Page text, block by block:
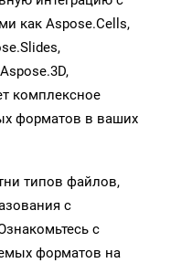
как Aspose.Cells,
комплексное
форматов в ваших
типов файлов,
с
с
форматов на